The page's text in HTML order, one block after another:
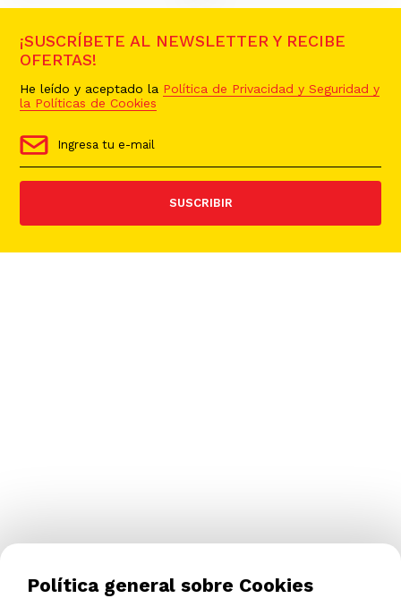
¡SUSCRÍBETE AL NEWSLETTER Y RECIBE
OFERTAS!
He leído y aceptado la Política de Privacidad y Seguridad y
la Políticas de Cookies
SUSCRIBIR
Política general sobre Cookies